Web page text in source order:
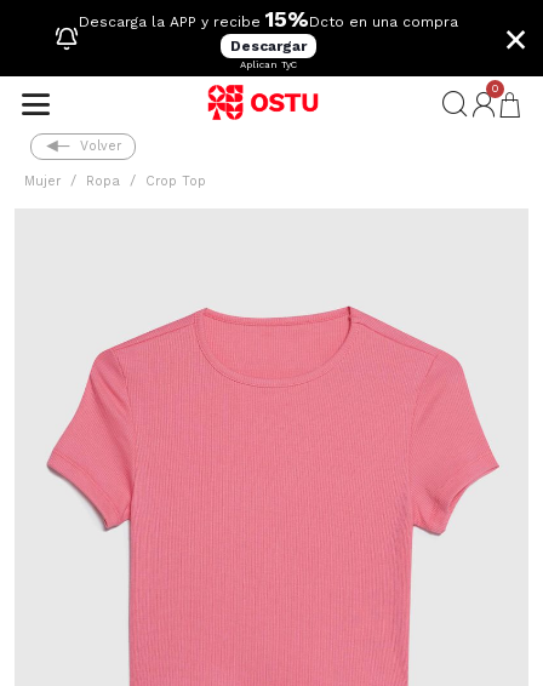
Descarga la APP y recibe 15%Dcto en una compra
Descargar
Aplican TyC
×
0
Volver
Mujer Ropa Crop Top